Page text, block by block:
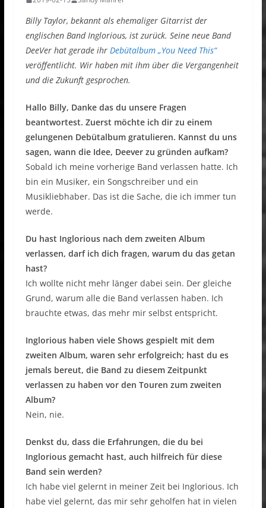
Billy Taylor, bekannt als ehemaliger Gitarrist der
englischen Band Inglorious, ist zurück. Seine neue Band
DeeVer hat gerade ihr Debütalbum „You Need This“
veröffentlicht. Wir haben mit ihm über die Vergangenheit
und die Zukunft gesprochen.
Hallo Billy, Danke das du unsere Fragen
beantwortest. Zuerst möchte ich dir zu einem
gelungenen Debütalbum gratulieren. Kannst du uns
sagen, wann die Idee, Deever zu gründen aufkam?
Sobald ich meine vorherige Band verlassen hatte. Ich
bin ein Musiker, ein Songschreiber und ein
Musikliebhaber. Das ist die Sache, die ich immer tun
werde.
Du hast Inglorious nach dem zweiten Album
verlassen, darf ich dich fragen, warum du das getan
hast?
Ich wollte nicht mehr länger dabei sein. Der gleiche
Grund, warum alle die Band verlassen haben. Ich
brauchte etwas, das mehr mir selbst entspricht.
Inglorious haben viele Shows gespielt mit dem
zweiten Album, waren sehr erfolgreich; hast du es
jemals bereut, die Band zu diesem Zeitpunkt
verlassen zu haben vor den Touren zum zweiten
Album?
Nein, nie.
Denkst du, dass die Erfahrungen, die du bei
Inglorious gemacht hast, auch hilfreich für diese
Band sein werden?
Ich habe viel gelernt in meiner Zeit bei Inglorious. Ich
habe viel gelernt, das mir sehr geholfen hat in vielen